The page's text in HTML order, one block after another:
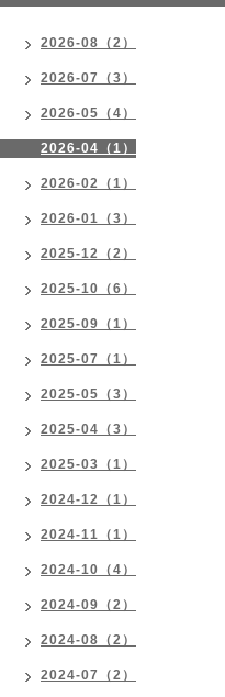
2026-08（2）
2026-07（3）
2026-05（4）
2026-04（1）
2026-02（1）
2026-01（3）
2025-12（2）
2025-10（6）
2025-09（1）
2025-07（1）
2025-05（3）
2025-04（3）
2025-03（1）
2024-12（1）
2024-11（1）
2024-10（4）
2024-09（2）
2024-08（2）
2024-07（2）